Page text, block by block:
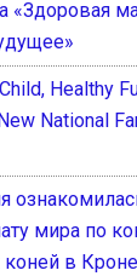
«Здоровая
Healthy
National
мира по
коней в